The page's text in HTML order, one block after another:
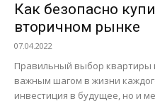
Как безопасно
вторичном рынке
07.04.2022
Правильный выбор квартиры
важным шагом в жизни
инвестиция в будущее, но и